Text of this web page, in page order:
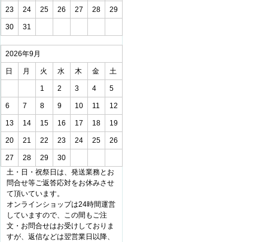
23 24 25 26 27 28 29
30 31
2026年9月
日 月 火 水 木 金 土
1 2 3 4 5
6 7 8 9 10 11 12
13 14 15 16 17 18 19
20 21 22 23 24 25 26
27 28 29
30
土・日・祝祭日は、発送業務とお
問合せ等ご返答応対をお休みさせ
て頂いています。
オンラインショップは24時間運営
していますので、この間もご注
文・お問合せはお受けしておりま
すが、返信などは翌営業日以降、